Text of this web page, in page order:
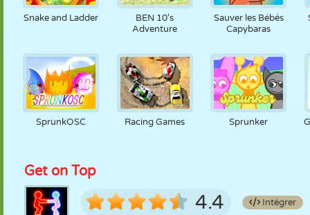
Snake and Ladder
BEN 10's
Adventure
Sauver les Bébés
Capybaras
SprunkOSC Racing Games Sprunker
Get on Top
4.4 Intégrer